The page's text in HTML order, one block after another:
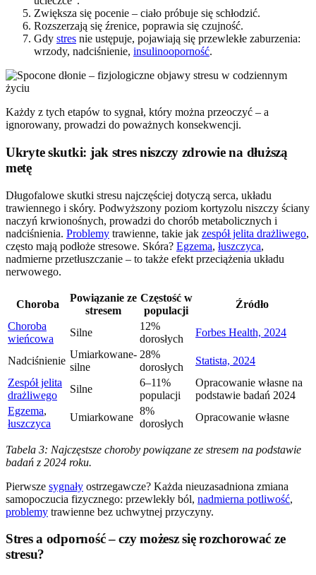
Zwiększa się pocenie – ciało próbuje się schłodzić.
Rozszerzają się źrenice, poprawia się czujność.
Gdy stres nie ustępuje, pojawiają się przewlekłe zaburzenia:
wrzody, nadciśnienie, insulinooporność.
Każdy z tych etapów to sygnał, który można przeoczyć – a
ignorowany, prowadzi do poważnych konsekwencji.
Ukryte skutki: jak stres niszczy zdrowie na dłuższą
metę
Długofalowe skutki stresu najczęściej dotyczą serca, układu
trawiennego i skóry. Podwyższony poziom kortyzolu niszczy ściany
naczyń krwionośnych, prowadzi do chorób metabolicznych i
nadciśnienia. Problemy trawienne, takie jak zespół jelita drażliwego,
często mają podłoże stresowe. Skóra? Egzema, łuszczyca,
nadmierne przetłuszczanie – to także efekt przeciążenia układu
nerwowego.
Choroba
Powiązanie ze
stresem
Częstość w
populacji
Źródło
Choroba
wieńcowa
Silne
12%
dorosłych
Forbes Health, 2024
Nadciśnienie
Umiarkowane-
silne
28%
dorosłych
Statista, 2024
Zespół jelita
drażliwego
Silne
6–11%
populacji
Opracowanie własne na
podstawie badań 2024
Egzema,
łuszczyca
Umiarkowane
8%
dorosłych
Opracowanie własne
Tabela 3: Najczęstsze choroby powiązane ze stresem na podstawie
badań z 2024 roku.
Pierwsze sygnały ostrzegawcze? Każda nieuzasadniona zmiana
samopoczucia fizycznego: przewlekły ból, nadmierna potliwość,
problemy trawienne bez uchwytnej przyczyny.
Stres a odporność – czy możesz się rozchorować ze
stresu?